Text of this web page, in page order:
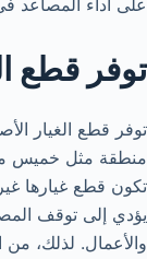
على أداء المصاعد
توفر قطع
توفر قطع الغيار
منطقة مثل خميس
تكون قطع غيارها
يؤدي إلى توقف
والأعمال. لذلك،